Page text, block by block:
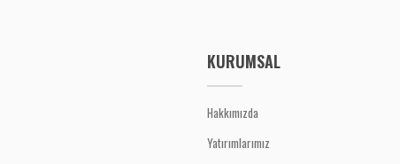
KURUMSAL
Hakkımızda
Yatırımlarımız